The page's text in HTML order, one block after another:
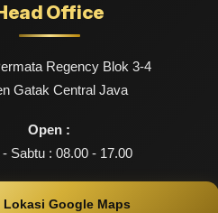
Office
Regency Blok 3-4
Gatak Central Java
Open :
- Sabtu : 08.00 - 17.00
Lokasi Google Maps